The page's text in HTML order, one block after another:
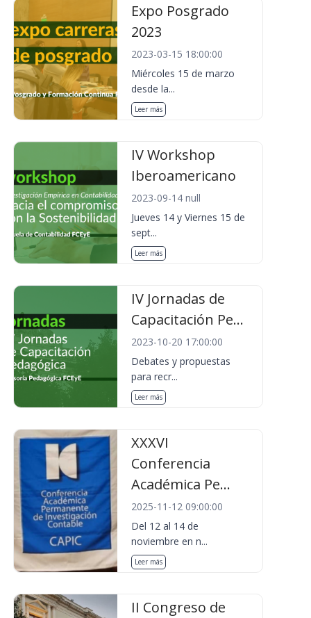
Expo Posgrado
2023
2023-03-15 18:00:00
Miércoles 15 de marzo
desde la...
Leer más
IV Workshop
Iberoamericano
2023-09-14 null
Jueves 14 y Viernes 15 de
sept...
Leer más
IV Jornadas de
Capacitación Pe...
2023-10-20 17:00:00
Debates y propuestas
para recr...
Leer más
XXXVI
Conferencia
Académica Pe...
2025-11-12 09:00:00
Del 12 al 14 de
noviembre en n...
Leer más
II Congreso de